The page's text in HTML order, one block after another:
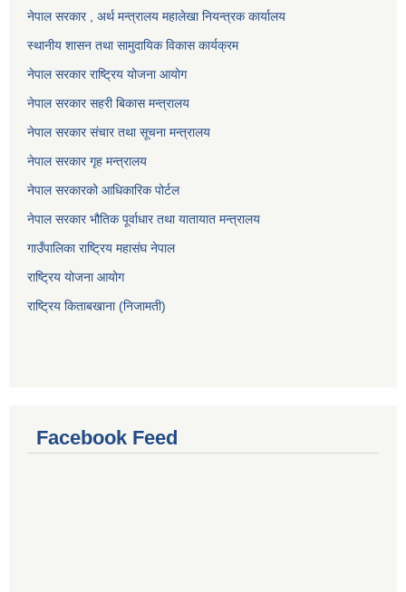
नेपाल सरकार , अर्थ मन्त्रालय महालेखा नियन्त्रक कार्यालय
स्थानीय शासन तथा सामुदायिक विकास कार्यक्रम
नेपाल सरकार राष्ट्रिय योजना आयोग
नेपाल सरकार सहरी बिकास मन्त्रालय
नेपाल सरकार संचार तथा सूचना मन्त्रालय
नेपाल सरकार गृह मन्त्रालय
नेपाल सरकारको आधिकारिक पोर्टल
नेपाल सरकार भौतिक पूर्वाधार तथा यातायात मन्त्रालय
गाउँपालिका राष्ट्रिय महासंघ नेपाल
राष्ट्रिय योजना आयोग
राष्ट्रिय किताबखाना (निजामती)
Facebook Feed